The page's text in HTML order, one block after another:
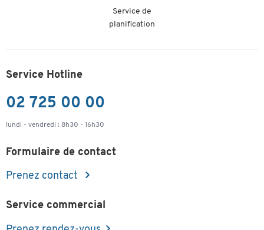
Service de
planification
Service Hotline
02 725 00 00
lundi - vendredi : 8h30 - 16h30
Formulaire de contact
Prenez contact
Service commercial